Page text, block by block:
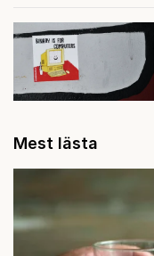
Mest lästa